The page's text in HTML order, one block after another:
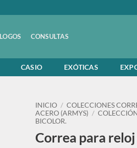
CONSULTAS
CASIO EXÓTICAS
INICIO / COLECCIONES
ACERO (ARMYS) /
BICOLOR.
Correa para